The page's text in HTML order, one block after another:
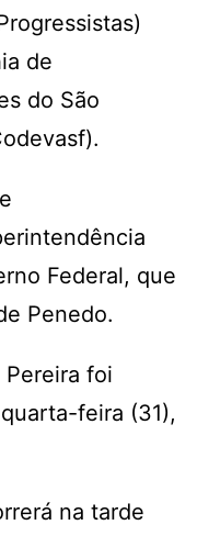
de
do São
Federal, que
Penedo.
foi
feira (31),
na tarde